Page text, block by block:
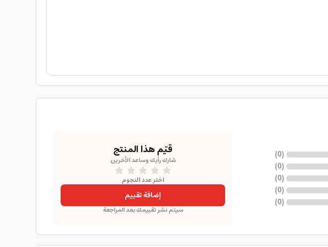
(
0
)
(
0
)
(
0
)
(
0
)
(
0
)
قيّم هذا المنتج
شارك رأيك وساعد الآخرين
اختر عدد النجوم
إضافة تقييم
سيتم نشر تقييمك بعد المراجعة